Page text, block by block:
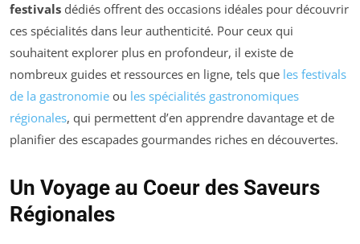
festivals dédiés offrent des occasions idéales pour découvrir
ces spécialités dans leur authenticité. Pour ceux qui
souhaitent explorer plus en profondeur, il existe de
nombreux guides et ressources en ligne, tels que les festivals
de la gastronomie ou les spécialités gastronomiques
régionales, qui permettent d’en apprendre davantage et de
planifier des escapades gourmandes riches en découvertes.
Un Voyage au Coeur des Saveurs
Régionales